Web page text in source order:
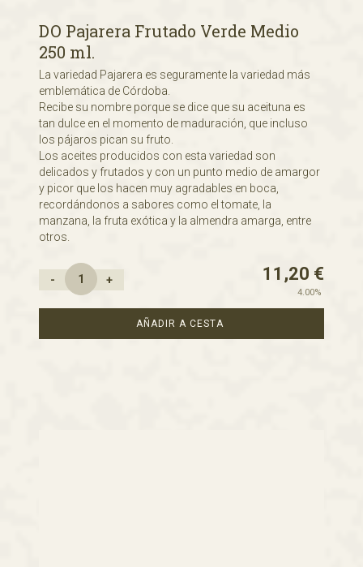
DO Pajarera Frutado Verde Medio
250 ml.
La variedad Pajarera es seguramente la variedad más
emblemática de Córdoba.
Recibe su nombre porque se dice que su aceituna es
tan dulce en el momento de maduración, que incluso
los pájaros pican su fruto.
Los aceites producidos con esta variedad son
delicados y frutados y con un punto medio de amargor
y picor que los hacen muy agradables en boca,
recordándonos a sabores como el tomate, la
manzana, la fruta exótica y la almendra amarga, entre
otros.
11,20 €
4.00%
- +
AÑADIR A CESTA